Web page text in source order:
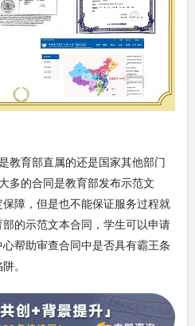
教育部直属的还是国家其他部门
多的合同是教育部发布示范文
障，但是也不能保证服务过程就
的示范文本合同，学生可以申请
帮助审查合同中是否具有霸王条
。